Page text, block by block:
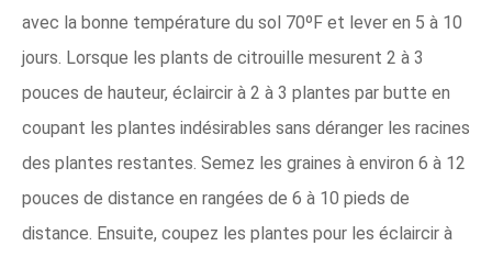
avec la bonne température du sol 70ºF et lever en 5 à 10
jours. Lorsque les plants de citrouille mesurent 2 à 3
pouces de hauteur, éclaircir à 2 à 3 plantes par butte en
coupant les plantes indésirables sans déranger les racines
des plantes restantes. Semez les graines à environ 6 à 12
pouces de distance en rangées de 6 à 10 pieds de
distance. Ensuite, coupez les plantes pour les éclaircir à